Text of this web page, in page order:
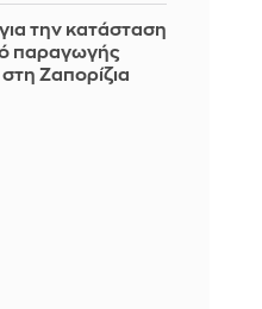
την κατάσταση
παραγωγής
Ζαπορίζια